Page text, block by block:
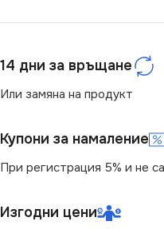
СВЕТЛИНЕН ПОТОК
14 дни за връщане
Или замяна на продукт
Купони за намаление
При регистрация 5% и не
Изгодни цени